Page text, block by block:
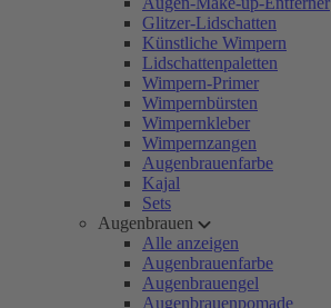
Glitzer-Lidschatten
Künstliche Wimpern
Lidschattenpaletten
Wimpern-Primer
Wimpernbürsten
Wimpernkleber
Wimpernzangen
Augenbrauenfarbe
Kajal
Sets
Augenbrauen
Alle anzeigen
Augenbrauenfarbe
Augenbrauengel
Augenbrauenpomade